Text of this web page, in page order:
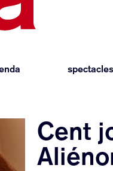
spectacles
Cent